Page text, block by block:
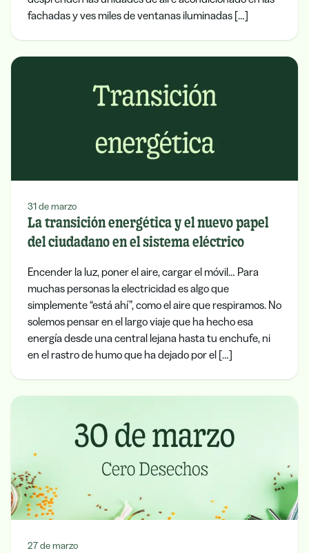
fachadas y ves miles de ventanas iluminadas […]
31 de marzo
La transición energética y el nuevo papel
del ciudadano en el sistema eléctrico
Encender la luz, poner el aire, cargar el móvil… Para
muchas personas la electricidad es algo que
simplemente “está ahí”, como el aire que respiramos. No
solemos pensar en el largo viaje que ha hecho esa
energía desde una central lejana hasta tu enchufe, ni
en el rastro de humo que ha dejado por el […]
27 de marzo